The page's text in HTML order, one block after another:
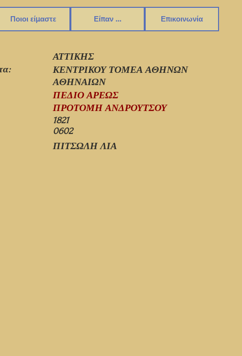
Ποιοι είμαστε Είπαν ... Επικοινωνία
ΑΤΤΙΚΗΣ
ΚΕΝΤΡΙΚΟΥ ΤΟΜΕΑ ΑΘΗΝΩΝ
ΑΘΗΝΑΙΩΝ
ΠΕΔΙΟ ΑΡΕΩΣ
ΠΡΟΤΟΜΗ ΑΝΔΡΟΥΤΣΟΥ
1821
0602
ΠΙΤΣΩΛΗ ΛΙΑ